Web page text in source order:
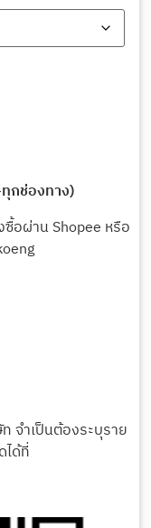
กช่องทาง)
อผ่าน Shopee หรือ
จำเป็นต้องระบุราย
ได้ที่